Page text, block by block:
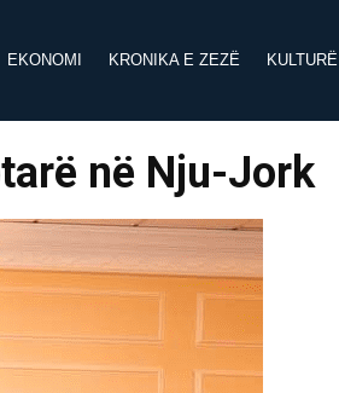
EKONOMI KRONIKA E ZEZË KULTURË
në Nju-Jork